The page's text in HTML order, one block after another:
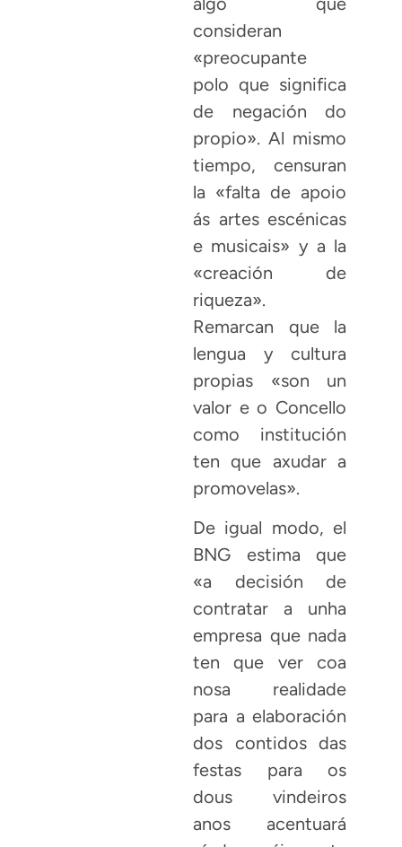
consideran
«preocupante
polo que significa
de negación do
propio». Al mismo
tiempo, censuran
la «falta de apoio
ás artes escénicas
e musicais» y a la
«creación de
riqueza».
Remarcan que la
lengua y cultura
propias «son un
valor e o Concello
como institución
ten que axudar a
promovelas».
De igual modo, el
BNG estima que
«a decisión de
contratar a unha
empresa que nada
ten que ver coa
nosa realidade
para a elaboración
dos contidos das
festas para os
dous vindeiros
anos acentuará